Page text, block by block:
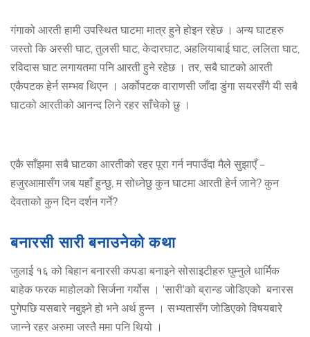
गंगाको आरती हामी उपस्थित घाटमा मात्र हुने होइन रहेछ । अन्य घाटहरु
जस्तो कि अस्सी घाट, तुलसी घाट, केदारघाट, अहलियाबाई घाट, ललिता घाट,
रविदास घाट लगायतमा पनि आरती हुने रहेछ । तर, सबै घाटको आरती
एकैपटक हेर्न सम्भव थिएन । अर्कोपटक वाराणसी जाँदा डुंगा सयरसँगै यी सबै
घाटको आरतीको आनन्द लिने रहर साँचेको छु ।
एकै साँझमा सबै घाटका आरतीको रहर पूरा गर्न नपाउँदा मैले सुझाएँ –
हजुरआमासँग जब यहाँ हुन्छु, म सोध्नेछु कुन घाटमा आरती हेर्न जाने? कुन
देवताको कुन दिन दर्शन गर्ने?
बनारसी सारी बनाउनेको कथा
जुलाई १६ को बिहान बनारसी कपडा बनाइने सोसाइटीहरु घुम्नुले धार्मिक
बाहेक फरक माहोलको सिर्जना गर्योस । 'सारी'को ब्रान्ड जोडिएको बनारस
पुगेपछि यसबारे नबुझ्ने हो भने अर्थ हुन्न । सभ्यतासँग जोडिएको विषयबारे
जान्ने रहर अरुमा जस्तै ममा पनि थियो ।